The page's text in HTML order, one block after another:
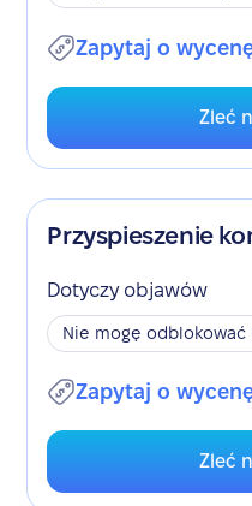
Zapytaj o
Zleć
Przyspieszenie
Dotyczy objawów
Nie mogę odblokować
Zapytaj o
Zleć